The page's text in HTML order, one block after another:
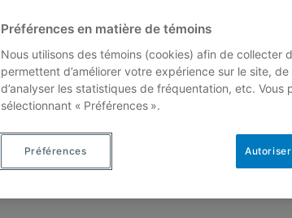
Préférences en matière de témoins
Nous utilisons des témoins (cookies) afin de collecter
permettent d’améliorer votre expérience sur le site,
d’analyser les statistiques de fréquentation, etc.
sélectionnant « Préférences ».
Préférences